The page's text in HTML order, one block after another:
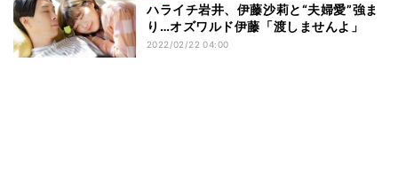
ハライチ岩井、伊藤沙莉と“夫婦愛”強ま
り…オズワルド伊藤「渡しませんよ」
2022/02/22 04:00